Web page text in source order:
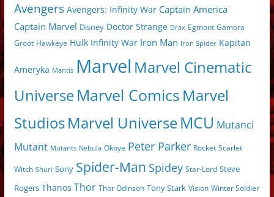
Avengers Avengers: Infinity War Captain America
Captain Marvel Disney Doctor Strange Drax Egmont Gamora
Groot Hawkeye Hulk Infinity War Iron Man Iron Spider Kapitan
Ameryka Mantis Marvel Marvel Cinematic
UniverseMarvel Comics Marvel
StudiosMarvel UniverseMCU Mutanci
Mutant Mutants Nebula Okoye Peter Parker Rocket Scarlet
Witch Shuri Sony Spider-Man Spidey Star-Lord Steve
Rogers Thanos Thor Thor Odinson Tony Stark Vision Winter Soldier